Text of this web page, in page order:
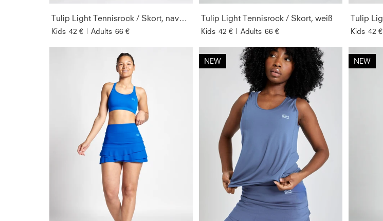
Tulip Light Tennisrock / Skort, navy blau
Kids 42 € | Adults 66 €
Tulip Light Tennisrock / Skort, weiß
Kids 42 € | Adults 66 € Kids 42 €
NEW NEW